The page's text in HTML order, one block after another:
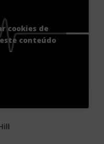
cookies de
conteúdo